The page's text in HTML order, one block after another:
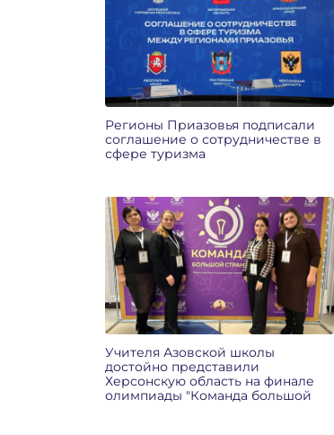
Регионы Приазовья подписали
соглашение о сотрудничестве в
сфере туризма
Учителя Азовской школы
достойно представили
Херсонскую область на финале
олимпиады "Команда большой